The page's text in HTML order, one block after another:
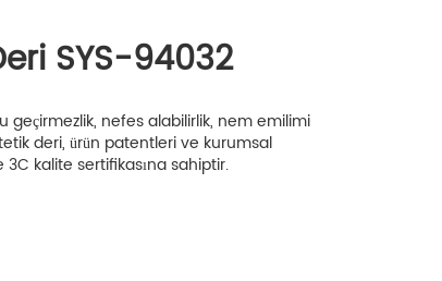
SYS-94032
geçirmezlik, nefes alabilirlik, nem emilimi
deri, ürün patentleri ve kurumsal
kalite sertifikasına sahiptir.